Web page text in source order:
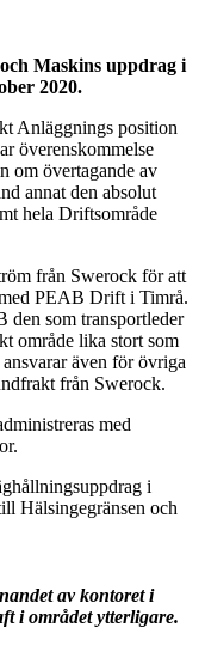
Maskins uppdrag i
2020.
Anläggnings position
överenskommelse
om övertagande av
annat den absolut
hela Driftsområde
från Swerock för att
PEAB Drift i Timrå.
den som transportleder
område lika stort som
även för övriga
från Swerock.
med
i
Hälsingegränsen och
av kontoret i
i området ytterligare.